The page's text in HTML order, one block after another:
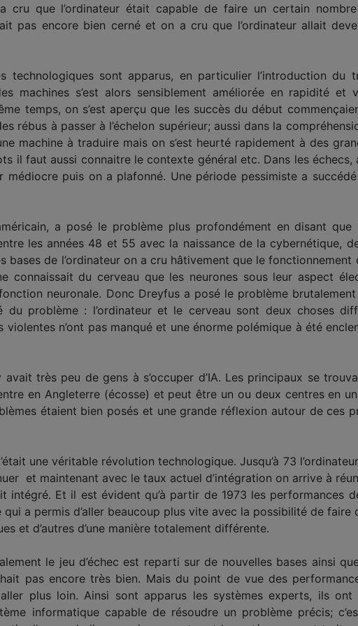
cru que l’ordinateur était capable de faire un certain
pas encore bien cerné et on a cru que l’ordinateur allait
sont apparus, en particulier l’introduction du
machines s’est alors sensiblement améliorée en rapidité et
temps, on s’est aperçu que les succès du début
rébus à passer à l’échelon supérieur; aussi dans la
machine à traduire mais on s’est heurté rapidement à des
il faut aussi connaitre le contexte général etc. Dans les échecs,
médiocre puis on a plafonné. Une période pessimiste a
a posé le problème plus profondément en disant que
les années 48 et 55 avec la naissance de la cybernétique,
bases de l’ordinateur on a cru hâtivement que le
connaissait du cerveau que les neurones sous leur aspect
neuronale. Donc Dreyfus a posé le problème
problème : l’ordinateur et le cerveau sont deux choses
n’ont pas manqué et une énorme polémique à été
avait très peu de gens à s’occuper d’IA. Les principaux se
en Angleterre (écosse) et peut être un ou deux centres en
étaient bien posés et une grande réflexion autour de ces
une véritable révolution technologique. Jusqu’à 73
et maintenant avec le taux actuel d’intégration on arrive à
intégré. Et il est évident qu’à partir de 1973 les performances
a permis d’aller beaucoup plus vite avec la possibilité de faire
et d’autres d’une manière totalement différente.
le jeu d’échec est reparti sur de nouvelles bases ainsi
pas encore très bien. Mais du point de vue des
plus loin. Ainsi sont apparus les systèmes experts, ils ont
informatique capable de résoudre un problème précis;